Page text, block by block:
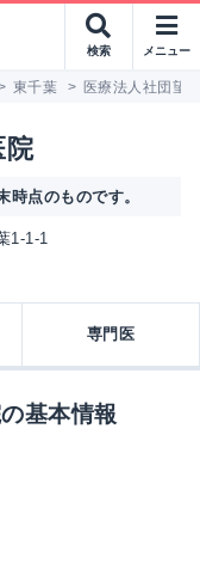
検索 メニュー
東千葉 > 医療法人社団望
院
時点のものです。
1-1-1
専門医
基本情報